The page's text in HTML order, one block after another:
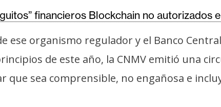
financieros Blockchain no autorizados
ese organismo regulador y el Banco
de este año, la CNMV emitió una
sea comprensible, no engañosa e